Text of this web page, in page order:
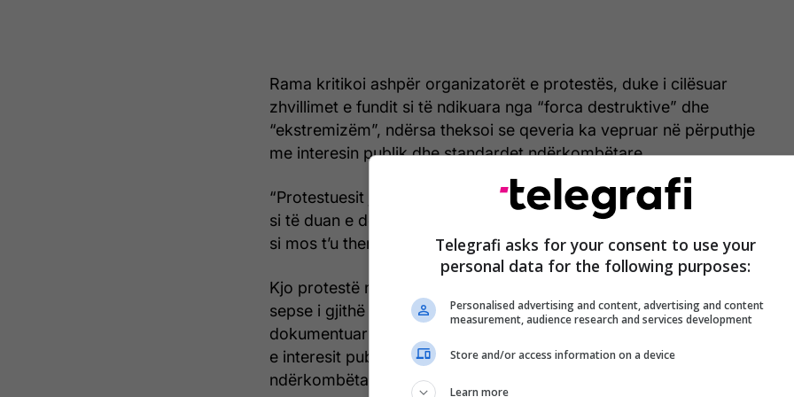
Rama kritikoi ashpër organizatorët e protestës, duke i cilësuar
zhvillimet e fundit si të ndikuara nga “forca destruktive” dhe
“ekstremizëm”, ndërsa theksoi se qeveria ka vepruar në përputhje
me interesin publik dhe standardet ndërkombëtare.
“Protestuesit janë të lirë të protestojnë paqësisht për çfarë të duan,
si të duan e deri kur të duan, por pa dashur t’ju bëj moral nuk kam se
si mos t’u them:
Kjo protestë nuk ka më asnjë lidhje me Sazanin a me Zvërnecin,
sepse i gjithë dokumentacioni i procesit dhe e gjithë qasja e
dokumentuar qeverisë, tregojnë qartë që qeveria është në lartësinë
e interesit publik e të standarteve dhe praktikave më të mira
ndërkombëtare.
Telegrafi asks for your consent to use your
personal data for the following purposes:
Personalised advertising and content, advertising and content
measurement, audience research and services development
Store and/or access information on a device
Learn more